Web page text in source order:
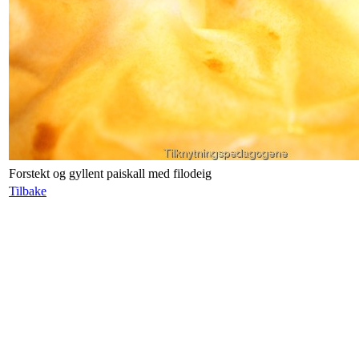
Forstekt og gyllent paiskall med filodeig
Tilbake